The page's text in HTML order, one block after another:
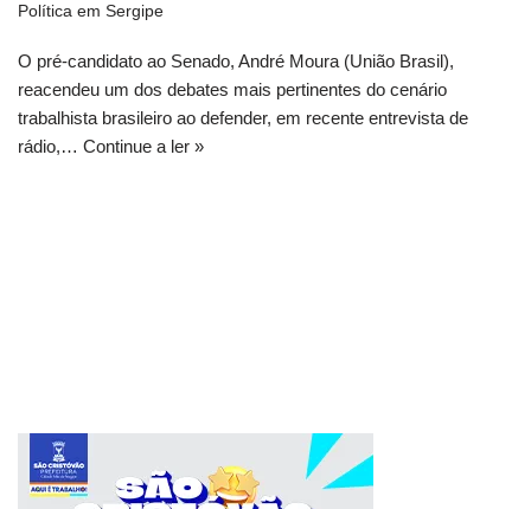
Política em Sergipe
O pré-candidato ao Senado, André Moura (União Brasil),
reacendeu um dos debates mais pertinentes do cenário
trabalhista brasileiro ao defender, em recente entrevista de
rádio,… Continue a ler »